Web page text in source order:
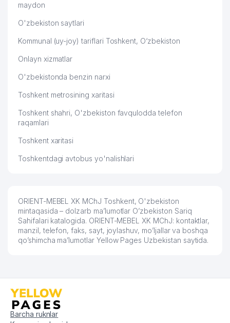
maydon
O'zbekiston saytlari
Kommunal (uy-joy) tariflari Toshkent, O‘zbekiston
Onlayn xizmatlar
O'zbekistonda benzin narxi
Toshkent metrosining xaritasi
Toshkent shahri, O'zbekiston favqulodda telefon
raqamlari
Toshkent xaritasi
Toshkentdagi avtobus yo'nalishlari
ORIENT-MEBEL XK MChJ Toshkent, O'zbekiston
mintaqasida – dolzarb ma’lumotlar O’zbekiston Sariq
Sahifalari katalogida. ORIENT-MEBEL XK MChJ: kontaktlar,
manzil, telefon, faks, sayt, joylashuv, mo’ljallar va boshqa
qo’shimcha ma’lumotlar Yellow Pages Uzbekistan saytida.
Barcha ruknlar